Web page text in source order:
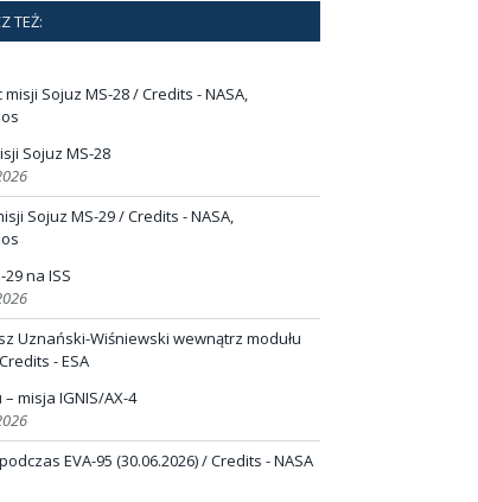
TEŻ:
Sojuz MS-28
na ISS
misja IGNIS/AX-4